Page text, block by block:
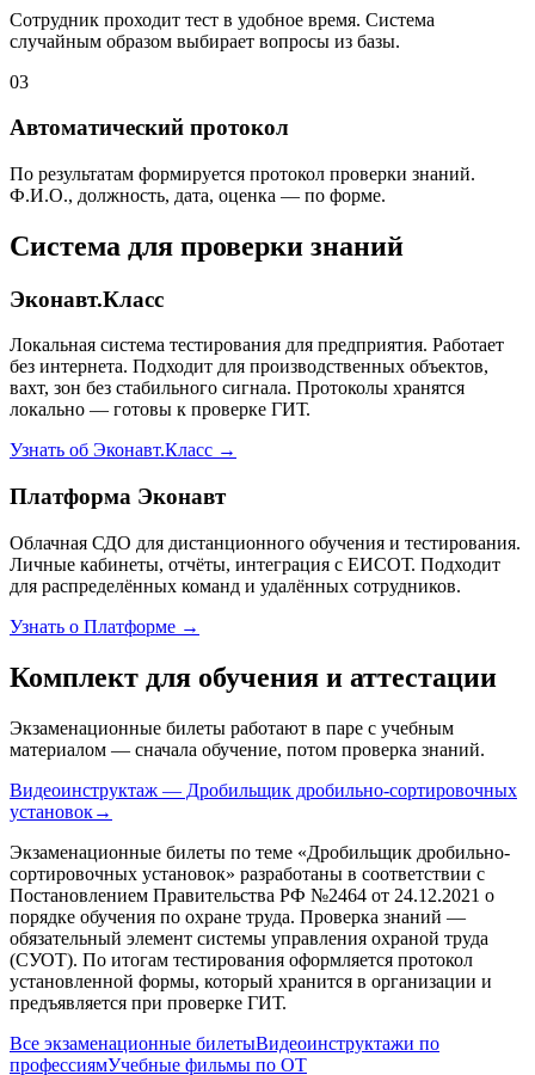
Сотрудник проходит тест в удобное время. Система
случайным образом выбирает вопросы из базы.
03
Автоматический протокол
По результатам формируется протокол проверки знаний.
Ф.И.О., должность, дата, оценка — по форме.
Система для проверки знаний
Эконавт.Класс
Локальная система тестирования для предприятия. Работает
без интернета. Подходит для производственных объектов,
вахт, зон без стабильного сигнала. Протоколы хранятся
локально — готовы к проверке ГИТ.
Узнать об Эконавт.Класс →
Платформа Эконавт
Облачная СДО для дистанционного обучения и тестирования.
Личные кабинеты, отчёты, интеграция с ЕИСОТ. Подходит
для распределённых команд и удалённых сотрудников.
Узнать о Платформе →
Комплект для обучения и аттестации
Экзаменационные билеты работают в паре с учебным
материалом — сначала обучение, потом проверка знаний.
Видеоинструктаж — Дробильщик дробильно-сортировочных
установок→
Экзаменационные билеты по теме «Дробильщик дробильно-
сортировочных установок» разработаны в соответствии с
Постановлением Правительства РФ №2464 от 24.12.2021 о
порядке обучения по охране труда. Проверка знаний —
обязательный элемент системы управления охраной труда
(СУОТ). По итогам тестирования оформляется протокол
установленной формы, который хранится в организации и
предъявляется при проверке ГИТ.
Все экзаменационные билетыВидеоинструктажи по
профессиямУчебные фильмы по ОТ